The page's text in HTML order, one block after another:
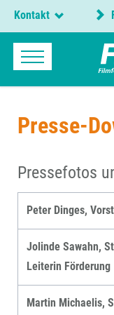
Kontakt
Presse-
Pressefotos
Peter Dinges,
Jolinde Sawahn,
Leiterin Förderung
Martin Michaelis,